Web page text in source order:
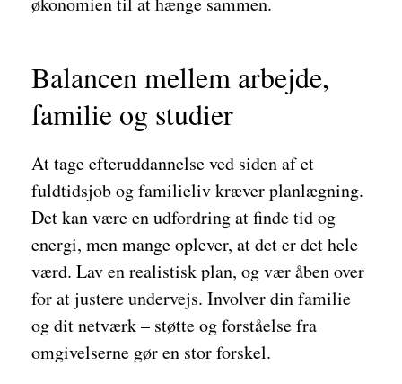
Balancen mellem arbejde,
familie og studier
At tage efteruddannelse ved siden af et
fuldtidsjob og familieliv kræver planlægning.
Det kan være en udfordring at finde tid og
energi, men mange oplever, at det er det hele
værd. Lav en realistisk plan, og vær åben over
for at justere undervejs. Involver din familie
og dit netværk – støtte og forståelse fra
omgivelserne gør en stor forskel.